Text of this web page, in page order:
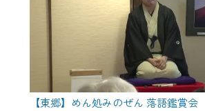
【東郷】めん処みのぜん 落語鑑賞会
よろしくお願いいたします。